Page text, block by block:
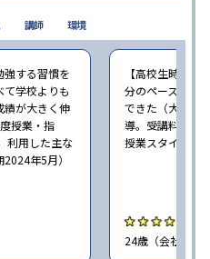
強する習慣を
学校よりも
績が大きく伸
授業・指
利用した主な
年5月）
【高校生時の通
分のペースで進
できた（大学受
導。受講料は月
授業スタイル：
24歳（会社員<
講師 環境